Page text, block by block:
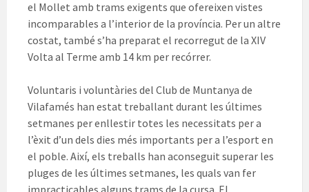
el Mollet amb trams exigents que ofereixen vistes
incomparables a l’interior de la província. Per un altre
costat, també s’ha preparat el recorregut de la XIV
Volta al Terme amb 14 km per recórrer.
Voluntaris i voluntàries del Club de Muntanya de
Vilafamés han estat treballant durant les últimes
setmanes per enllestir totes les necessitats per a
l’èxit d’un dels dies més importants per a l’esport en
el poble. Així, els treballs han aconseguit superar les
pluges de les últimes setmanes, les quals van fer